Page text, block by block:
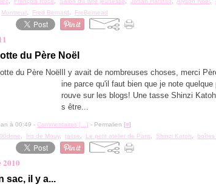
Montreuil Fred Bernard FreBernead
du Père Noël
Il y avait de nombreuses choses, merci
ine parce qu'il faut bien que je note
rouve sur les blogs! Une tasse Shinzi
s être...
à 00:49 - Commentaires [ ] - Permalien [#]
Iris de Mouy, tasse Le petit atelier de Paris Shinzi Katoh boîtes
2010
sac, il y a...